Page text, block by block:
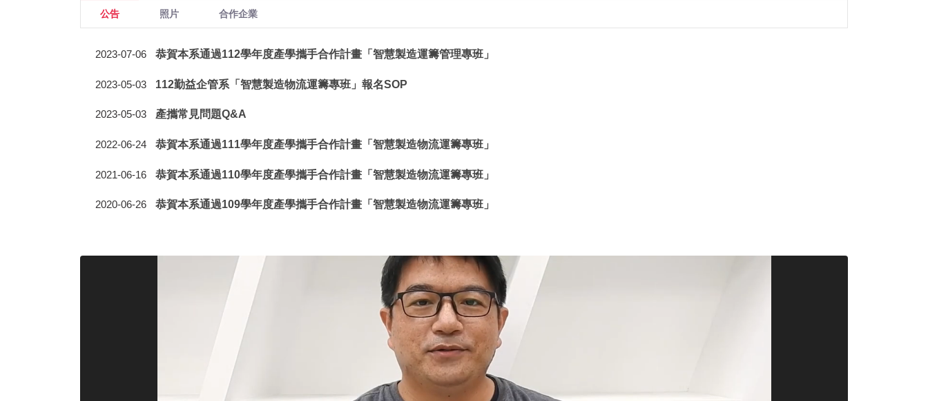
公告 照片 合作企業
2023-07-06 恭賀本系通過112學年度產學攜手合作計畫「智慧製造運籌管理專班」
2023-05-03 112勤益企管系「智慧製造物流運籌專班」報名SOP
2023-05-03 產攜常見問題Q&A
2022-06-24 恭賀本系通過111學年度產學攜手合作計畫「智慧製造物流運籌專班」
2021-06-16 恭賀本系通過110學年度產學攜手合作計畫「智慧製造物流運籌專班」
2020-06-26 恭賀本系通過109學年度產學攜手合作計畫「智慧製造物流運籌專班」